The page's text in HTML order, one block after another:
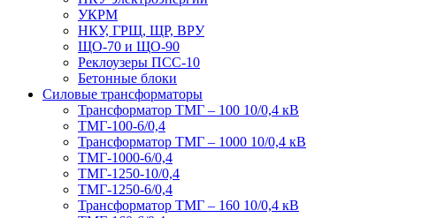
УКРМ
НКУ, ГРЩ, ЩР, ВРУ
ЩО-70 и ЩО-90
Реклоузеры ПСС-10
Бетонные блоки
Силовые трансформаторы
Трансформатор ТМГ – 100 10/0,4 кВ
ТМГ-100-6/0,4
Трансформатор ТМГ – 1000 10/0,4 кВ
ТМГ-1000-6/0,4
ТМГ-1250-10/0,4
ТМГ-1250-6/0,4
Трансформатор ТМГ – 160 10/0,4 кВ